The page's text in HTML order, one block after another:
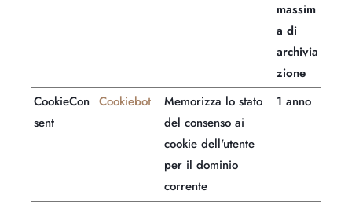
massim
a di
archivia
zione
CookieCon
sent
Cookiebot
Memorizza lo stato
del consenso ai
cookie dell'utente
per il dominio
corrente
1 anno